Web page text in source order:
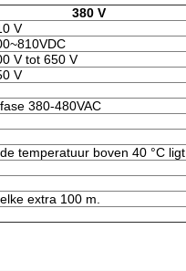
380 V
V
V tot 650 V
V
380-480VAC
temperatuur boven 40 °C ligt
extra 100 m.